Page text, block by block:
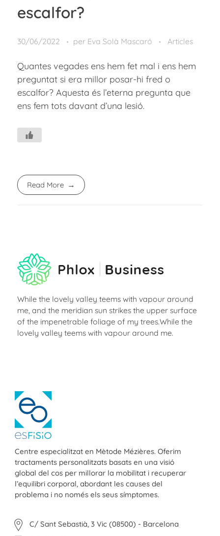
escalfor?
30/06/2022 per Eva Solà Mascaró Articles
Quantes vegades ens hem fet mal i ens hem
preguntat si era millor posar-hi fred o
escalfor? Aquesta és l’eterna pregunta que
ens fem tots davant d’una lesió.
Read More
While the lovely valley teems with vapour around
me, and the meridian sun strikes the upper surface
of the impenetrable foliage of my trees.While the
lovely valley teems with vapour around me.
ESFISIO
Centre especialitzat en Mètode Mézières. Oferim
tractaments personalitzats basats en una visió
global del cos per millorar la mobilitat i recuperar
l’equilibri corporal, abordant les causes del
problema i no només els seus símptomes.
C/ Sant Sebastià, 3 Vic (08500) - Barcelona